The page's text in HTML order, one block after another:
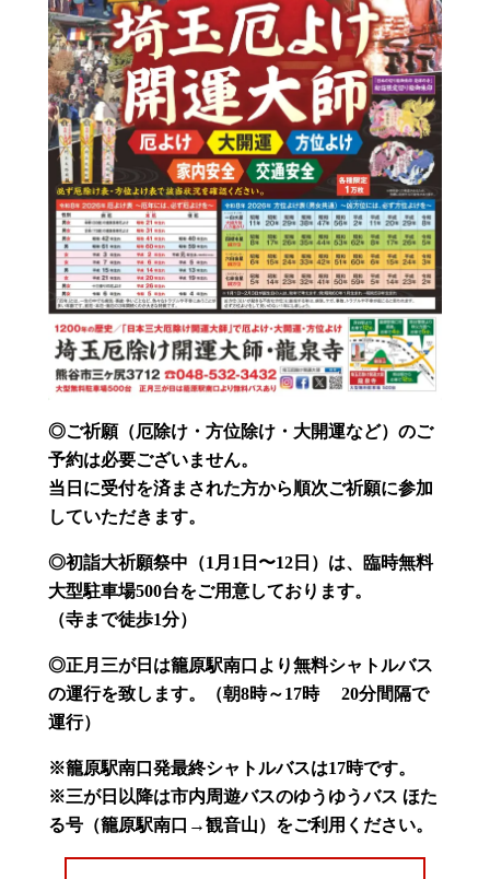
◎ご祈願（厄除け・方位除け・大開運など）のご
予約は必要ございません。
当日に受付を済まされた方から順次ご祈願に参加
していただきます。
◎初詣大祈願祭中（1月1日〜12日） は、臨時無料
大型駐車場500台をご用意しております。
（寺まで徒歩1分）
◎正月三が日は籠原駅南口より無料シャトルバス
の運行を致します。（朝8時～17時 20分間隔で
運行）
※籠原駅南口発最終シャトルバスは17時です。
※三が日以降は市内周遊バスのゆうゆうバス ほた
る号（籠原駅南口→観音山）をご利用ください。